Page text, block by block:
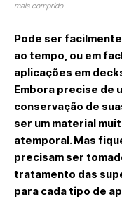
mais comprido
Pode ser
ao tempo, ou em
aplicações em
Embora precise de
conservação de
ser um material
atemporal. Mas
precisam ser
tratamento das
para cada tipo de